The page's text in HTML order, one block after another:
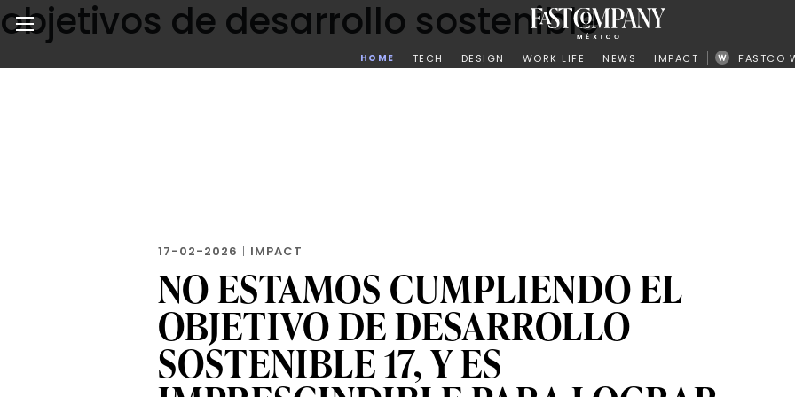
Skip
to
content
Noticias de negocios, innovación, tecnología y diseño
HOME TECH DESIGN WORK LIFE NEWS IMPACT FASTCO
objetivos de desarrollo sostenible
17-02-2026 | IMPACT
NO ESTAMOS CUMPLIENDO EL
OBJETIVO DE DESARROLLO
SOSTENIBLE 17, Y ES